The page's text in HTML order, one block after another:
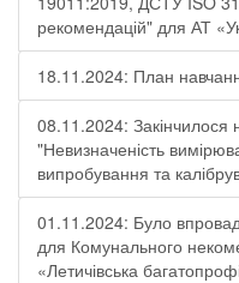
рекомендацій" для АТ
18.11.2024: План
08.11.2024: Закінчилося
"Невизначеність
випробування та
01.11.2024: Було
для Комунального
«Летичівська